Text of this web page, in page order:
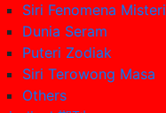
Siri Fenomena Misteri
Dunia Seram
Puteri Zodiak
Siri Terowong Masa
Others